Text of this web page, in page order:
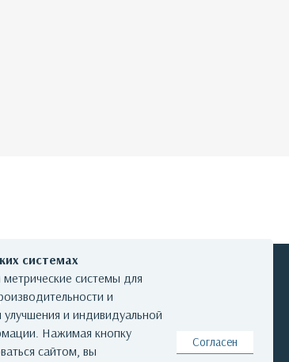
системах
системы для
и
и индивидуальной
Нажимая кнопку
сайтом, вы
Согласен